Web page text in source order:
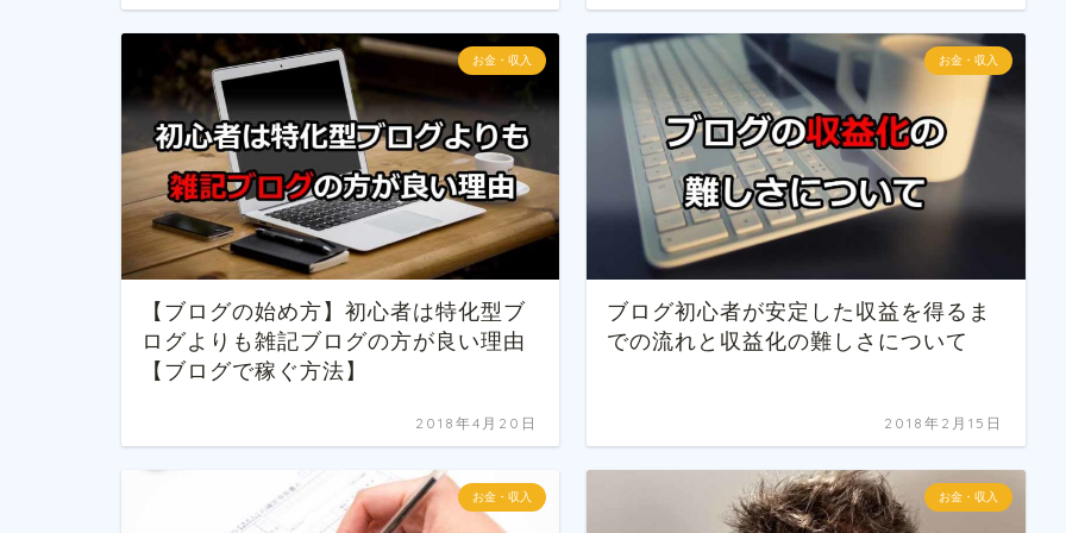
お金・収入
【ブログの始め方】初心者は特化型ブ
ログよりも雑記ブログの方が良い理由
【ブログで稼ぐ方法】
2018年4月20日
お金・収入
ブログ初心者が安定した収益を得るま
での流れと収益化の難しさについて
2018年2月15日
お金・収入 お金・収入